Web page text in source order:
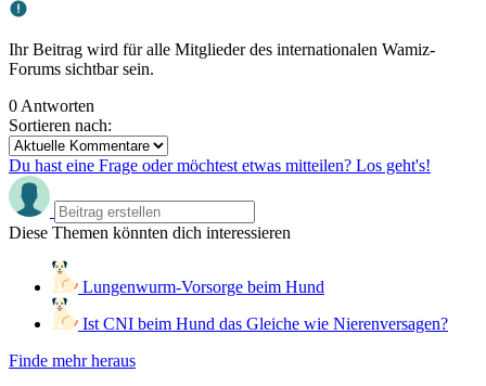
Ihr Beitrag wird für alle Mitglieder des internationalen Wamiz-
Forums sichtbar sein.
0 Antworten
Sortieren nach:
Du hast eine Frage oder möchtest etwas mitteilen? Los geht's!
Diese Themen könnten dich interessieren
Lungenwurm-Vorsorge beim Hund
Ist CNI beim Hund das Gleiche wie Nierenversagen?
Finde mehr heraus